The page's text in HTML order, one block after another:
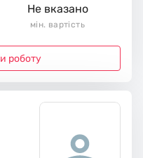
Не вказано
мін. вартість
роботу